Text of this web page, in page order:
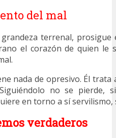
del mal
terrenal, prosigue
el corazón de quien le
nada de opresivo. Él trata
no se pierde,
en torno a sí
verdaderos